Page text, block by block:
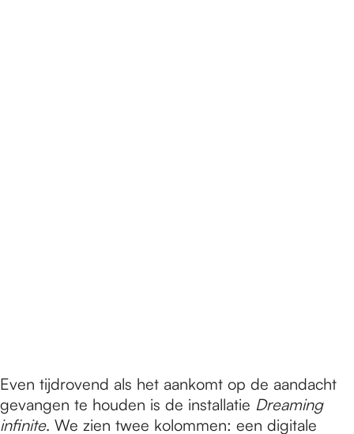
Even tijdrovend als het aankomt op de aandacht
gevangen te houden is de installatie Dreaming
infinite. We zien twee kolommen: een digitale